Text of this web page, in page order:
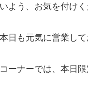
よう、お気を付け
日も元気に営業し
ーナーでは、本日